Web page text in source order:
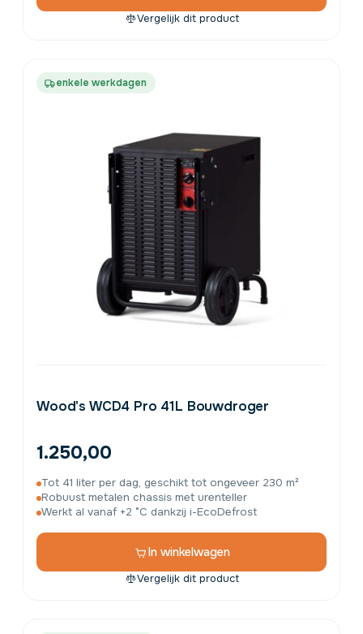
Vergelijk dit product
enkele werkdagen
Wood's WCD4 Pro 41L Bouwdroger
1.250,00
Tot 41 liter per dag, geschikt tot ongeveer 230 m²
Robuust metalen chassis met urenteller
Werkt al vanaf +2 °C dankzij i-EcoDefrost
In winkelwagen
Vergelijk dit product